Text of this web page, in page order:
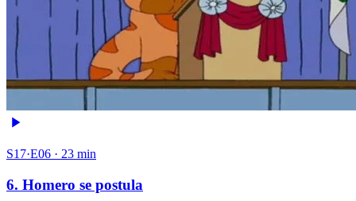
S17·E06 · 23 min
6. Homero se postula